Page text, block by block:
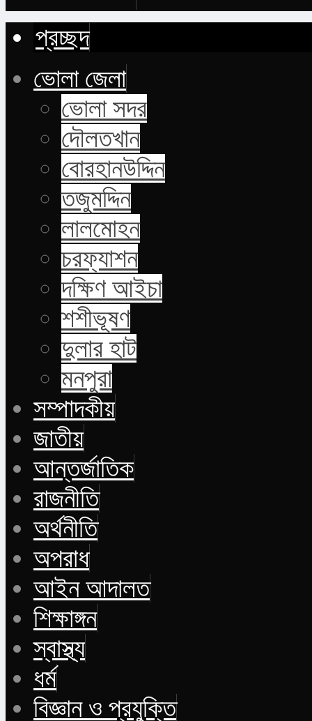
প্রচ্ছদ
ভোলা জেলা
ভোলা সদর
দৌলতখান
বোরহানউদ্দিন
তজুমদ্দিন
লালমোহন
চরফ্যাশন
দক্ষিণ আইচা
শশীভূষণ
দুলার হাট
মনপুরা
সম্পাদকীয়
জাতীয়
আন্তর্জাতিক
রাজনীতি
অর্থনীতি
অপরাধ
আইন আদালত
শিক্ষাঙ্গন
স্বাস্থ্য
ধর্ম
বিজ্ঞান ও প্রযুক্তি